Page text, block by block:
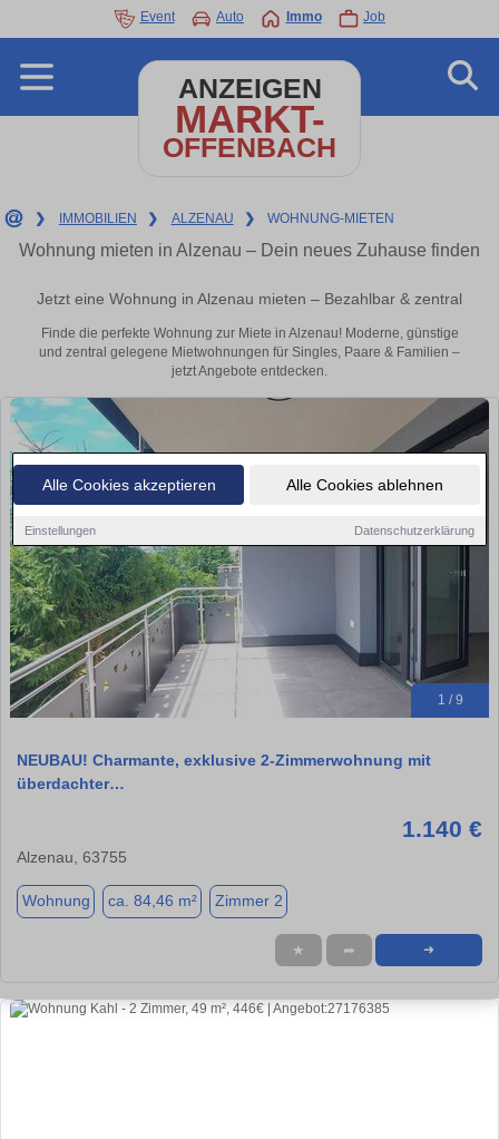
Alle Cookies akzeptieren Alle Cookies ablehnen
Einstellungen Datenschutzerklärung
Event Auto Immo Job
ANZEIGEN
MARKT-
OFFENBACH
❯ IMMOBILIEN ❯ ALZENAU ❯ WOHNUNG-MIETEN
Wohnung mieten in Alzenau – Dein neues Zuhause finden
Jetzt eine Wohnung in Alzenau mieten – Bezahlbar & zentral
Finde die perfekte Wohnung zur Miete in Alzenau! Moderne, günstige
und zentral gelegene Mietwohnungen für Singles, Paare & Familien –
jetzt Angebote entdecken.
1 / 9
NEUBAU! Charmante, exklusive 2-Zimmerwohnung mit
überdachter…
1.140 €
Alzenau, 63755
Wohnung ca. 84,46 m² Zimmer 2
★ ➦ ➜